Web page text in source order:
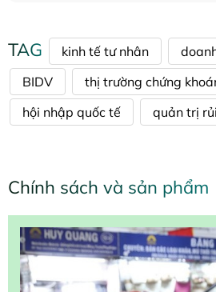
TAG kinh tế tư nhân
BIDV
thị trường chứng
hội nhập quốc tế
quản trị
Chính sách và sản phẩm